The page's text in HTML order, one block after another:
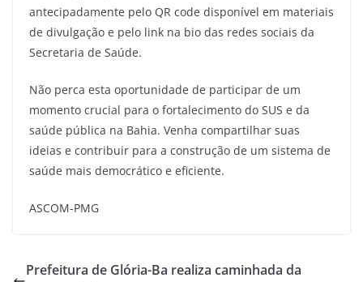
antecipadamente pelo QR code disponível em materiais
de divulgação e pelo link na bio das redes sociais da
Secretaria de Saúde.
Não perca esta oportunidade de participar de um
momento crucial para o fortalecimento do SUS e da
saúde pública na Bahia. Venha compartilhar suas
ideias e contribuir para a construção de um sistema de
saúde mais democrático e eficiente.
ASCOM-PMG
Prefeitura de Glória-Ba realiza caminhada da